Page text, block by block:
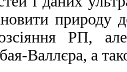
природу
РП,
Валлєра, а